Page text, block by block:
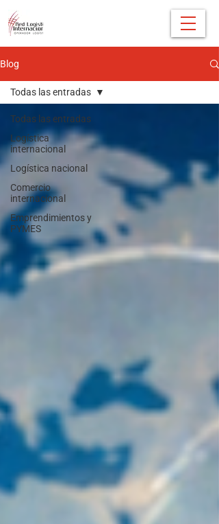
Blog
Todas las entradas
Logística
internacional
Logística nacional
Comercio
internacional
Emprendimientos y
PYMES
Todas las entradas